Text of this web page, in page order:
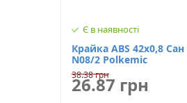
Є в наявності
Крайка ABS 42х0,8
N08/2 Polkemic
38.38 грн
26.87 грн